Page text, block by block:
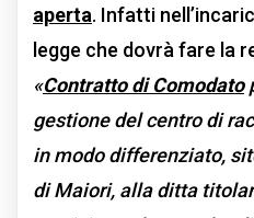
aperta. Infatti
legge che dovrà fare la
«Contratto di Comodato
gestione del centro di
in modo differenziato,
di Maiori, alla ditta